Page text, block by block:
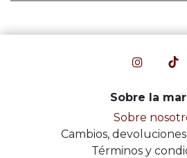
Sobre la
Sobre
Cambios,
Términos y